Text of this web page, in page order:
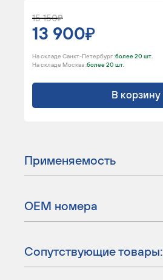
15 150
13 900
На складе Санкт-Петербург :более 20 шт.
На складе Москва :более 20 шт.
В корзину
Применяемость
ОЕМ номера
Сопутствующие товары: